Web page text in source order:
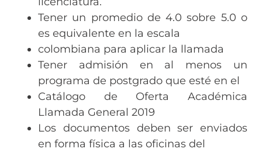
Tener un promedio de 4.0 sobre 5.0 o
es equivalente en la escala
colombiana para aplicar la llamada
Tener admisión en al menos un
programa de postgrado que esté en el
Catálogo de Oferta Académica
Llamada General 2019
Los documentos deben ser enviados
en forma física a las oficinas del